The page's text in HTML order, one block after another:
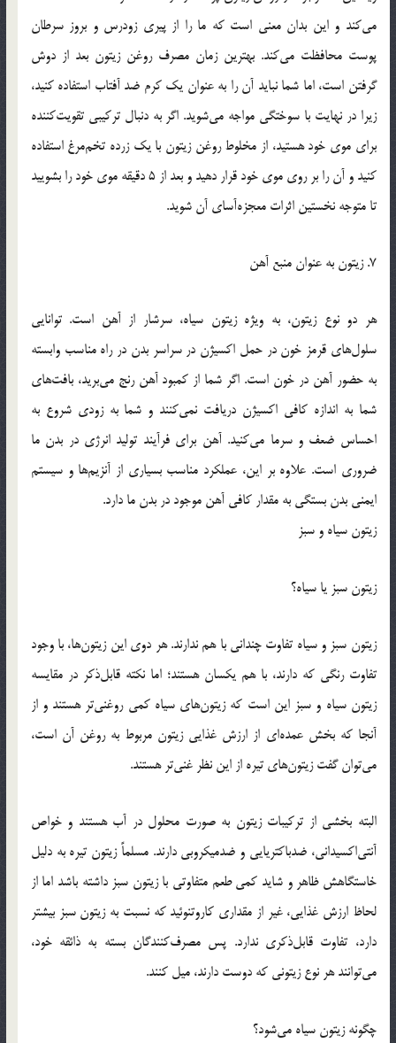
می‌کند و این بدان معنی است که ما را از پیری زودرس و بروز سرطان
پوست محافظت می‌کند. بهترین زمان مصرف روغن زیتون بعد از دوش
گرفتن است، اما شما نباید آن را به عنوان یک کرم ضد آفتاب استفاده کنید،
زیرا در نهایت با سوختگی مواجه می‌شوید. اگر به دنبال ترکیبی تقویت‌کننده
برای موی خود هستید، از مخلوط روغن زیتون با یک زرده تخم‌مرغ استفاده
کنید و آن را بر روی موی خود قرار دهید و بعد از 5 دقیقه موی خود را بشویید
تا متوجه نخستین اثرات معجزه‌آسای آن شوید.
7. زیتون به عنوان منبع آهن
هر دو نوع زیتون، به ویژه زیتون سیاه، سرشار از آهن است. توانایی
سلول‌های قرمز خون در حمل اکسیژن در سراسر بدن در راه مناسب وابسته
به حضور آهن در خون است. اگر شما از کمبود آهن رنج می‌برید، بافت‌های
شما به اندازه کافی اکسیژن دریافت نمی‌کنند و شما به زودی شروع به
احساس ضعف و سرما می‌کنید. آهن برای فرآیند تولید انرژی در بدن ما
ضروری است. علاوه بر این، عملکرد مناسب بسیاری از آنزیم‌ها و سیستم
ایمنی بدن بستگی به مقدار کافی آهن موجود در بدن ما دارد.
زیتون سیاه و سبز
زیتون سبز یا سیاه؟
زیتون سبز و سیاه تفاوت چندانی با هم ندارند. هر دوی این زیتون‌ها، با وجود
تفاوت رنگی که دارند، با هم یکسان هستند؛ اما نکته قابل‌ذکر در مقایسه
زیتون سیاه و سبز این است که زیتون‌های سیاه کمی روغنی‌تر هستند و از
آنجا که بخش عمده‌ای از ارزش غذایی زیتون مربوط به روغن آن است،
می‌توان گفت زیتون‌های تیره از این نظر غنی‌تر هستند.
البته بخشی از ترکیبات زیتون به صورت محلول در آب هستند و خواص
آنتی‌اکسیدانی، ضدباکتریایی و ضدمیکروبی دارند. مسلماً زیتون تیره به دلیل
خاستگاهش ظاهر و شاید کمی طعم متفاوتی با زیتون سبز داشته باشد اما از
لحاظ ارزش غذایی، غیر از مقداری کاروتنوئید که نسبت به زیتون سبز بیشتر
دارد، تفاوت قابل‌ذکری ندارد. پس مصرف‌کنندگان بسته به ذائقه خود،
می‌توانند هر نوع زیتونی که دوست دارند، میل کنند.
چگونه زیتون سیاه می‌شود؟